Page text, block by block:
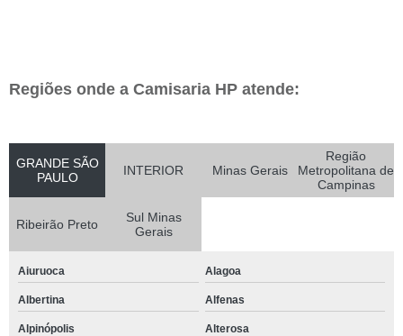
Regiões onde a Camisaria HP atende:
GRANDE SÃO
PAULO
INTERIOR Minas Gerais
Região
Metropolitana de
Campinas
Ribeirão Preto
Sul Minas
Gerais
Aiuruoca Alagoa
Albertina Alfenas
Alpinópolis Alterosa